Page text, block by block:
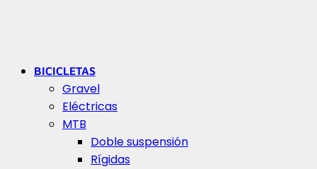
BICICLETAS
Gravel
Eléctricas
MTB
Doble suspensión
Rígidas